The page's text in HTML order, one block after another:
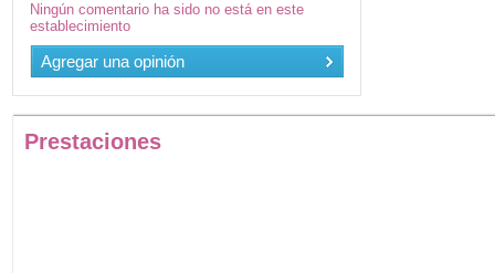
Ningún comentario ha sido no está en este
establecimiento
Agregar una opinión
Prestaciones